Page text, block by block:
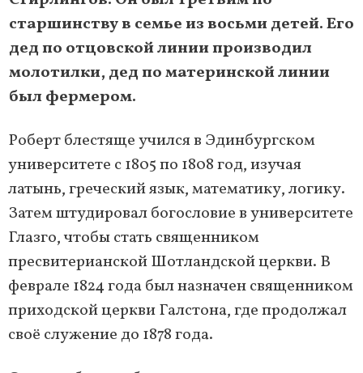
старшинству в семье из восьми детей. Его
дед по отцовской линии производил
молотилки, дед по материнской линии
был фермером.
Роберт блестяще учился в Эдинбургском
университете с 1805 по 1808 год, изучая
латынь, греческий язык, математику, логику.
Затем штудировал богословие в университете
Глазго, чтобы стать священником
пресвитерианской Шотландской церкви. В
феврале 1824 года был назначен священником
приходской церкви Галстона, где продолжал
своё служение до 1878 года.